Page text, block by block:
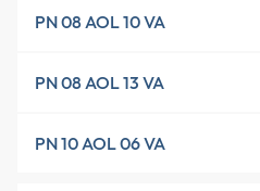
PN 08 AOL 10 VA
PN 08 AOL 13 VA
PN 10 AOL 06 VA